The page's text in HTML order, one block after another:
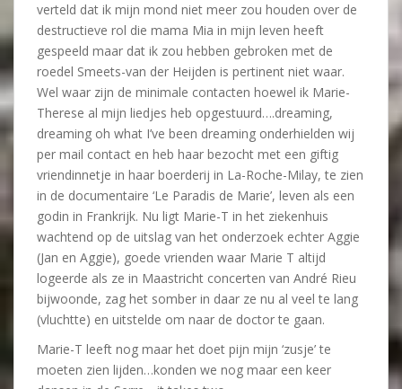
verteld dat ik mijn mond niet meer zou houden over de
destructieve rol die mama Mia in mijn leven heeft
gespeeld maar dat ik zou hebben gebroken met de
roedel Smeets-van der Heijden is pertinent niet waar.
Wel waar zijn de minimale contacten hoewel ik Marie-
Therese al mijn liedjes heb opgestuurd….dreaming,
dreaming oh what I’ve been dreaming onderhielden wij
per mail contact en heb haar bezocht met een giftig
vriendinnetje in haar boerderij in La-Roche-Milay, te zien
in de documentaire ‘Le Paradis de Marie’, leven als een
godin in Frankrijk. Nu ligt Marie-T in het ziekenhuis
wachtend op de uitslag van het onderzoek echter Aggie
(Jan en Aggie), goede vrienden waar Marie T altijd
logeerde als ze in Maastricht concerten van André Rieu
bijwoonde, zag het somber in daar ze nu al veel te lang
(vluchtte) en uitstelde om naar de doctor te gaan.
Marie-T leeft nog maar het doet pijn mijn ‘zusje’ te
moeten zien lijden…konden we nog maar een keer